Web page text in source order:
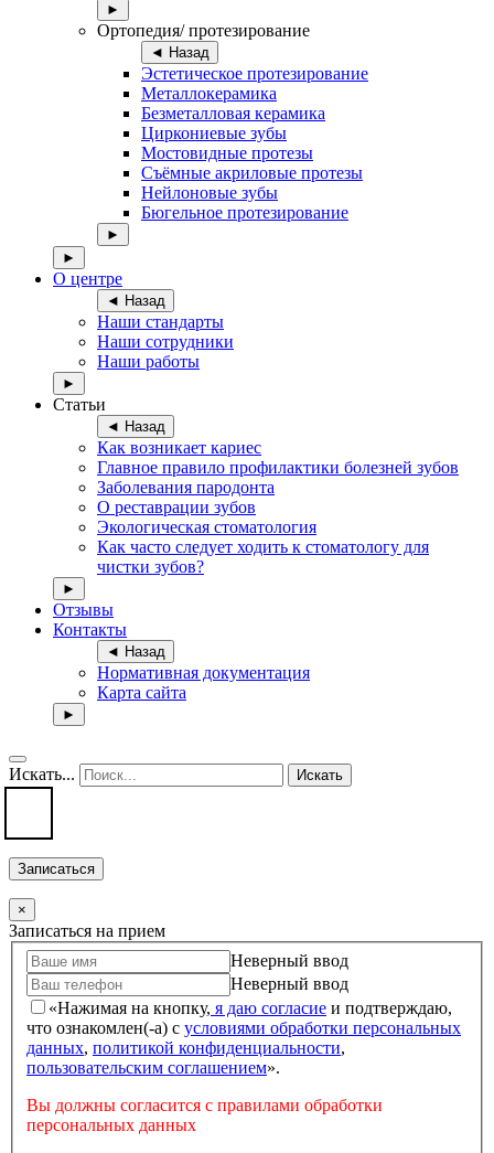
►
Ортопедия/ протезирование
◄ Назад
Эстетическое протезирование
Металлокерамика
Безметалловая керамика
Циркониевые зубы
Мостовидные протезы
Съёмные акриловые протезы
Нейлоновые зубы
Бюгельное протезирование
►
►
О центре
◄ Назад
Наши стандарты
Наши сотрудники
Наши работы
►
Статьи
◄ Назад
Как возникает кариес
Главное правило профилактики болезней зубов
Заболевания пародонта
О реставрации зубов
Экологическая стоматология
Как часто следует ходить к стоматологу для
чистки зубов?
►
Отзывы
Контакты
◄ Назад
Нормативная документация
Карта сайта
►
Искать... Искать
Записаться
×
Записаться на прием
Неверный ввод
Неверный ввод
«Нажимая на кнопку, я даю согласие и подтверждаю,
что ознакомлен(-а) с условиями обработки персональных
данных, политикой конфиденциальности,
пользовательским соглашением».
Вы должны согласится с правилами обработки
персональных данных